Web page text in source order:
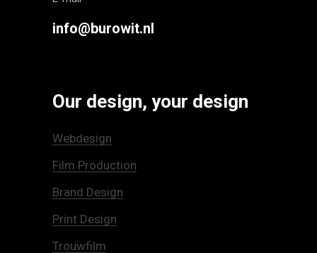
info@burowit.nl
Our design, your design
Webdesign
Film Production
Brand Design
Print Design
Trouwfilm